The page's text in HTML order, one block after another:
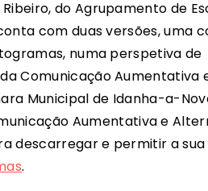
do Agrupamento de
com duas versões, uma
numa perspetiva de
Comunicação Aumentativa
Municipal de Idanha-a-
Aumentativa e
descarregar e permitir a
.